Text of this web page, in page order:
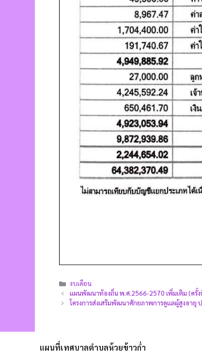
งบเดือน
แผนพัฒนาท้องถิ่น พ.ศ.2566-2570 เพิ่มเติม (ครั้
โครงการส่งเสริมพัฒนาศักยภาพการดูแลผู้สูงอายุ
แผนที่เทศบาลตำบลห้วยข้าวก่ำ